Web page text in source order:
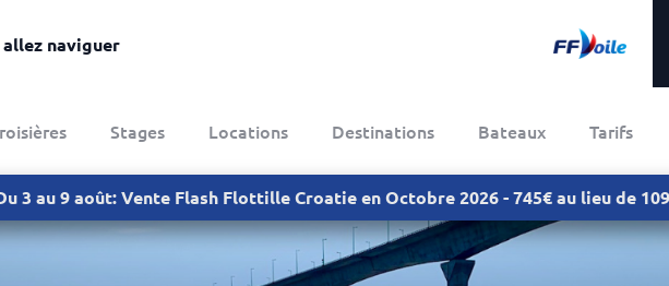
allez naviguer
Stages Locations Destinations Bateaux Tarifs
3 au 9 août: Vente Flash Flottille Croatie en Octobre 2026 - 745€ au lieu de